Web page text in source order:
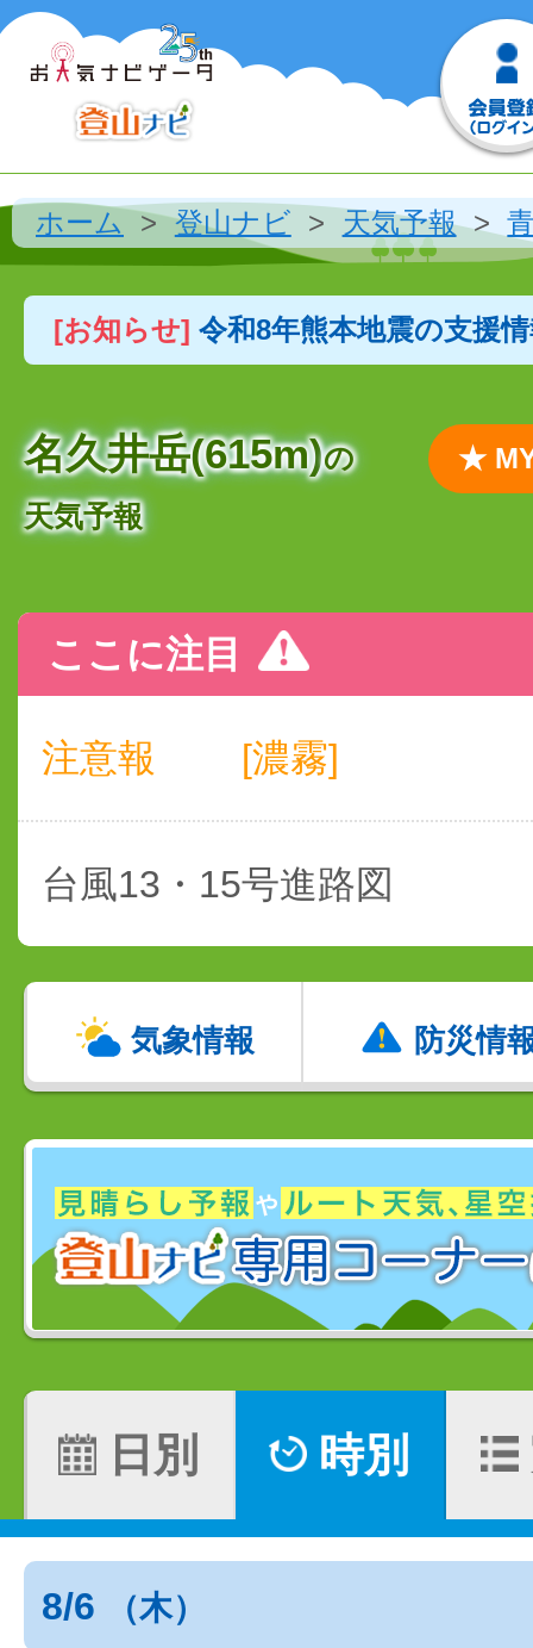
ホーム 登山ナビ 天気予報
[お知らせ] 令和8年熊本地震の支援
名久井岳(615m)の
天気予報
★
ここに注目
注意報 [濃霧]
台風13・15号進路図
気象情報 防災情
日別 時別
8/6 （木）